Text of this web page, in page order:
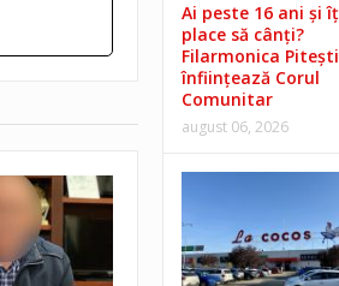
Ai peste 16 ani și
place să cânți?
Filarmonica Pitești
înființează Corul
Comunitar
august 06, 2026